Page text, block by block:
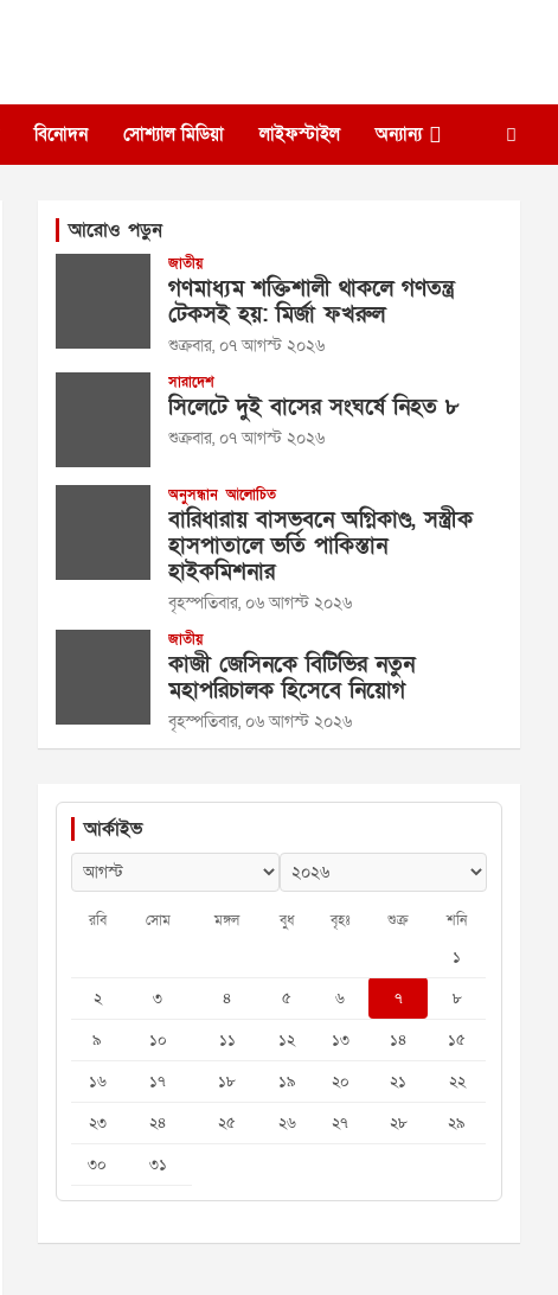
বিনোদন সোশ্যাল মিডিয়া লাইফস্টাইল অন্যান্য
আরোও পড়ুন
জাতীয়
গণমাধ্যম শক্তিশালী থাকলে গণতন্ত্র
টেকসই হয়: মির্জা ফখরুল
শুক্রবার, ০৭ আগস্ট ২০২৬
সারাদেশ
সিলেটে দুই বাসের সংঘর্ষে নিহত ৮
শুক্রবার, ০৭ আগস্ট ২০২৬
অনুসন্ধান আলোচিত
বারিধারায় বাসভবনে অগ্নিকাণ্ড, সস্ত্রীক
হাসপাতালে ভর্তি পাকিস্তান
হাইকমিশনার
বৃহস্পতিবার, ০৬ আগস্ট ২০২৬
জাতীয়
কাজী জেসিনকে বিটিভির নতুন
মহাপরিচালক হিসেবে নিয়োগ
বৃহস্পতিবার, ০৬ আগস্ট ২০২৬
আর্কাইভ
রবি সোম মঙ্গল বুধ বৃহঃ শুক্র শনি
১
২
৩ ৪ ৫ ৬ ৭
৮
৯
১০ ১১ ১২ ১৩ ১৪
১৫
১৬
১৭ ১৮ ১৯ ২০ ২১
২২
২৩
২৪ ২৫ ২৬ ২৭ ২৮
২৯
৩০
৩১